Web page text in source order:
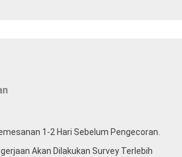
1-2 Hari Sebelum Pengecoran.
Akan Dilakukan Survey Terlebih